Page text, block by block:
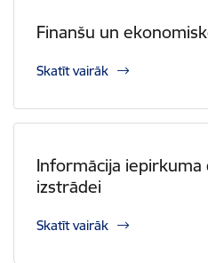
Finanšu un
Skatīt vairāk
Informācija iepirkuma
izstrādei
Skatīt vairāk